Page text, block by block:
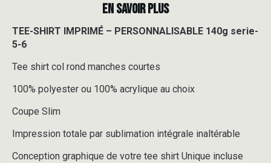
EN SAVOIR PLUS
TEE-SHIRT IMPRIMÉ – PERSONNALISABLE 140g serie-
5-6
Tee shirt col rond manches courtes
100% polyester ou 100% acrylique au choix
Coupe Slim
Impression totale par sublimation intégrale inaltérable
Conception graphique de votre tee shirt Unique incluse